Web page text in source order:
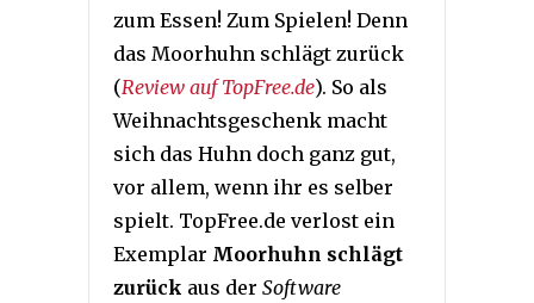
zum Essen! Zum Spielen! Denn
das Moorhuhn schlägt zurück
(Review auf TopFree.de). So als
Weihnachtsgeschenk macht
sich das Huhn doch ganz gut,
vor allem, wenn ihr es selber
spielt. TopFree.de verlost ein
Exemplar Moorhuhn schlägt
zurück aus der Software